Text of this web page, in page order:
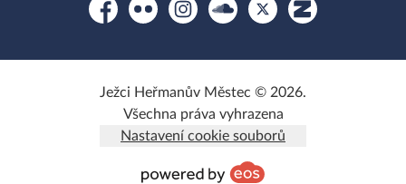
FacebookFlickr InstagramSoundcloudPlatform XZonerama
Ježci Heřmanův Městec © 2026.
Všechna práva vyhrazena
Nastavení cookie souborů